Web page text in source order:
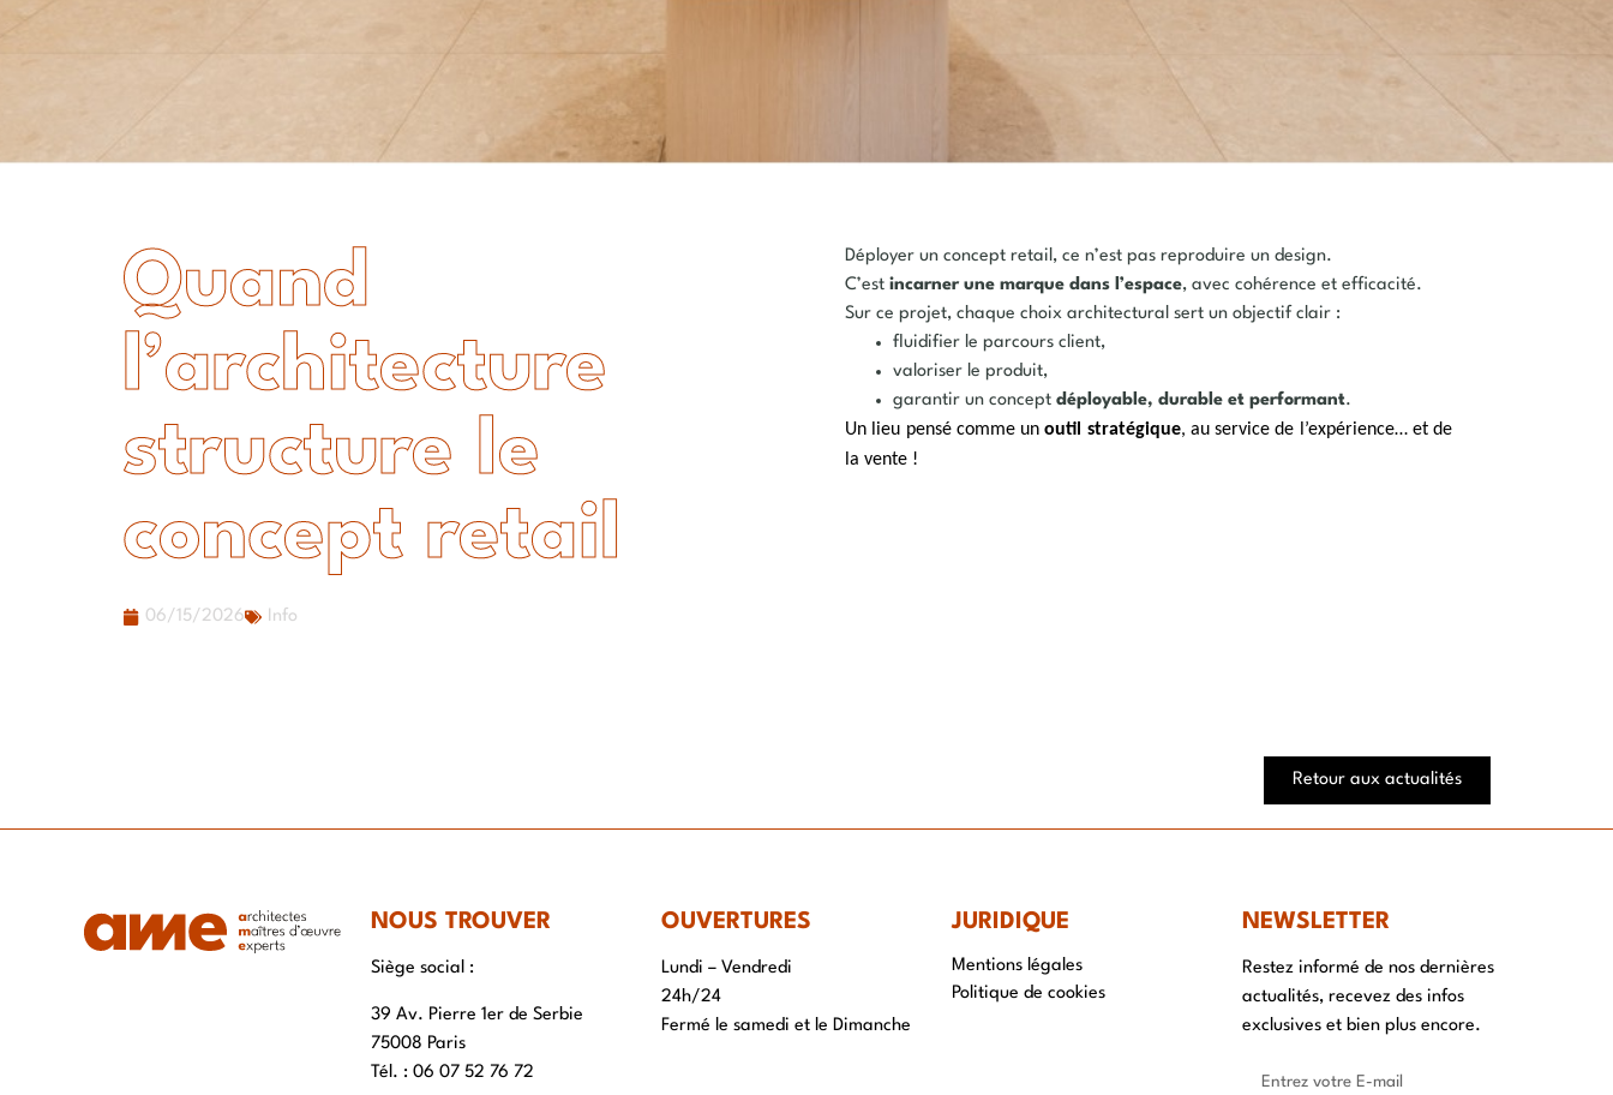
Quand
l’architecture
structure le
concept retail
06/15/2026 Info
Déployer un concept retail, ce n’est pas reproduire un design.
C’est incarner une marque dans l’espace, avec cohérence et efficacité.
Sur ce projet, chaque choix architectural sert un objectif clair :
fluidifier le parcours client,
valoriser le produit,
garantir un concept déployable, durable et performant.
Un lieu pensé comme unoutil stratégique, au service de l’expérience… et de
la vente !
Retour aux actualités
NOUS TROUVER
Siège social :
39 Av. Pierre 1er de Serbie
75008 Paris
Tél. : ‭06 07 52 76 72
OUVERTURES
Lundi – Vendredi
24h/24
Fermé le samedi et le Dimanche
JURIDIQUE
Mentions légales
Politique de cookies
NEWSLETTER
Restez informé de nos dernières
actualités, recevez des infos
exclusives et bien plus encore.